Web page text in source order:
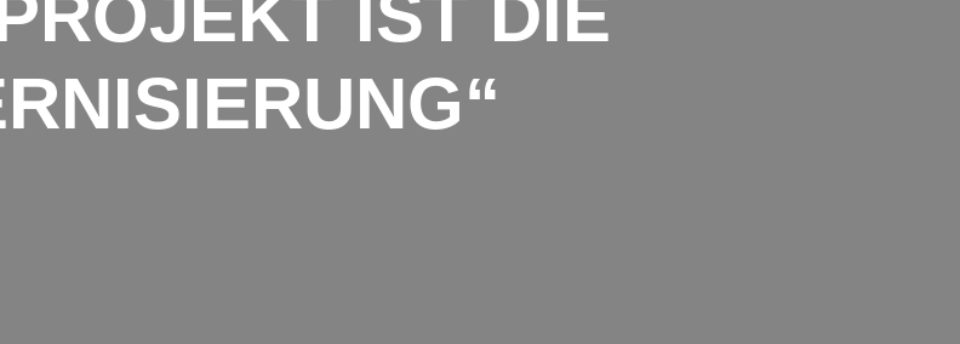
IST DIE